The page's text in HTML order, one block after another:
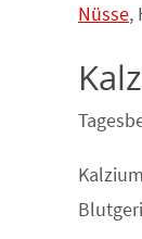
Nüsse,